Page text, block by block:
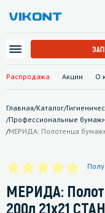
Распродажа Акции О
Главная/Каталог/
/Профессиональные
/МЕРИДА: Полотенца
МЕРИДА:
200л 21х21